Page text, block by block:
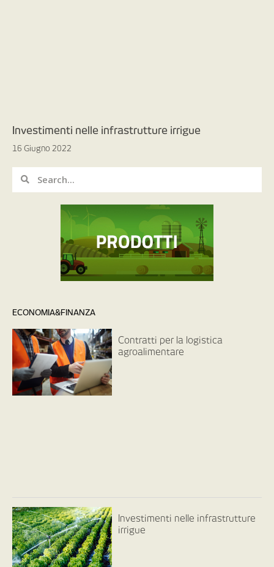
Investimenti nelle infrastrutture irrigue
16 Giugno 2022
ECONOMIA&FINANZA
Contratti per la logistica
agroalimentare
Investimenti nelle infrastrutture
irrigue